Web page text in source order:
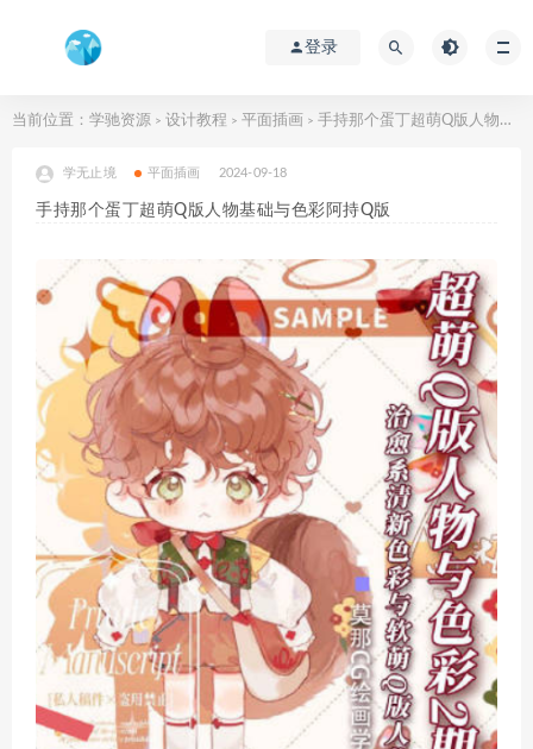
登录
当前位置： 学驰资源 > 设计教程 > 平面插画 > 手持那个蛋丁超萌Q版人物基础与色彩阿持Q版
学无止境 平面插画 2024-09-18
手持那个蛋丁超萌Q版人物基础与色彩阿持Q版